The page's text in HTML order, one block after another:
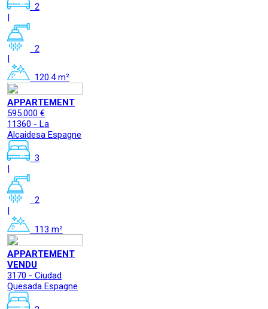
2
|
2
|
120.4 m²
APPARTEMENT
595.000 €
11360 - La
Alcaidesa Espagne
3
|
2
|
113 m²
APPARTEMENT
VENDU
3170 - Ciudad
Quesada Espagne